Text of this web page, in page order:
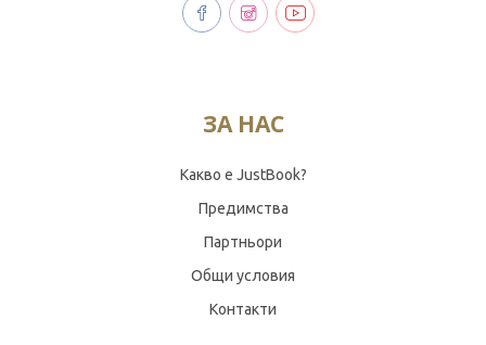
ЗА НАС
Какво е JustBook?
Предимства
Партньори
Общи условия
Контакти